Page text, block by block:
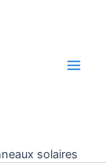
solaires